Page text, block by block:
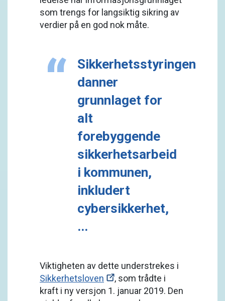
som trengs for langsiktig sikring av
verdier på en god nok måte.
Sikkerhetsstyringen
danner
grunnlaget for
alt
forebyggende
sikkerhetsarbeid
i kommunen,
inkludert
cybersikkerhet,
...
Viktigheten av dette understrekes i
Sikkerhetsloven
, som trådte i
kraft i ny versjon 1. januar 2019. Den